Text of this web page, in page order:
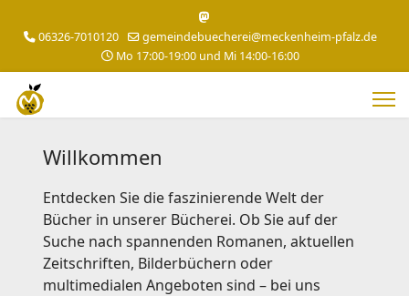
06326-7010120
gemeindebuecherei@meckenheim-pfalz.de
Mo 17:00-19:00 und Mi 14:00-16:00
Willkommen
Entdecken Sie die faszinierende Welt der
Bücher in unserer Bücherei. Ob Sie auf der
Suche nach spannenden Romanen, aktuellen
Zeitschriften, Bilderbüchern oder
multimedialen Angeboten sind – bei uns